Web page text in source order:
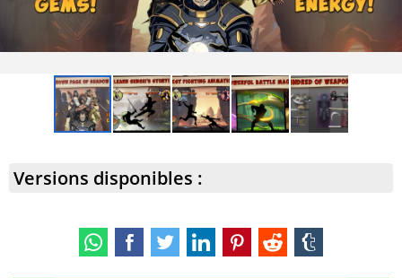
Versions disponibles :